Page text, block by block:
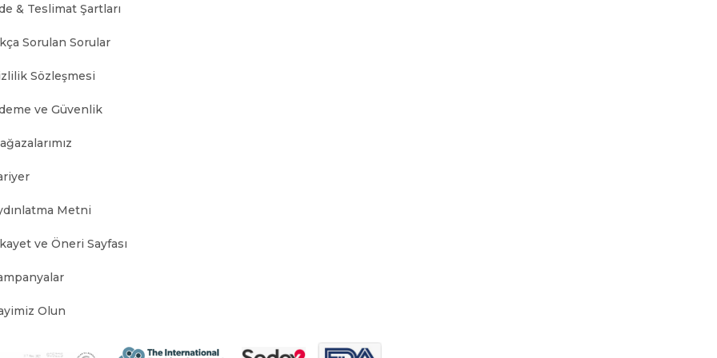
& Teslimat Şartları
Sorulan Sorular
Sözleşmesi
ve Güvenlik
Metni
ve Öneri Sayfası
Olun